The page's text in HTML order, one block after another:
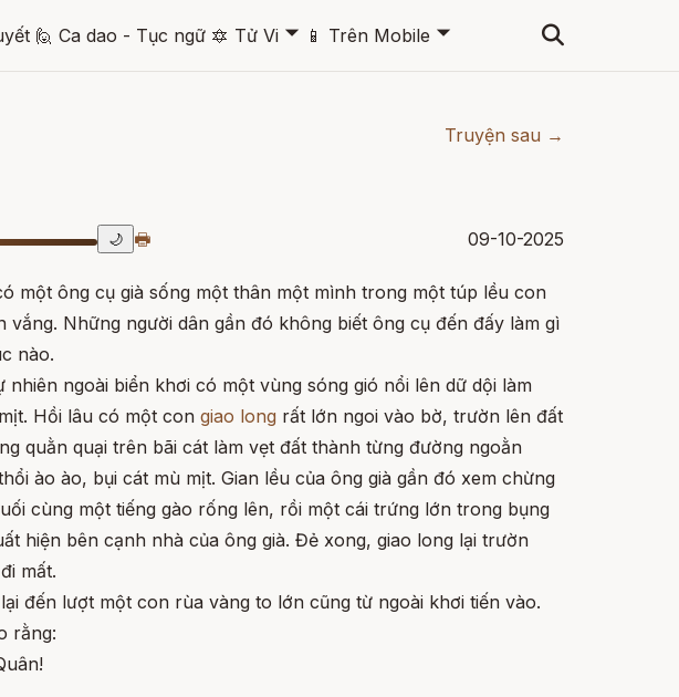
🙋 Ca dao - Tục ngữ 🔯 Tử Vi 🞃 📱 Trên Mobile 🞃
Truyện sau →
🌙 🖶 09-10-2025
một ông cụ già sống một thân một mình trong một túp lều con
vắng. Những người dân gần đó không biết ông cụ đến đấy làm gì
nào.
nhiên ngoài biển khơi có một vùng sóng gió nổi lên dữ dội làm
Hồi lâu có một con giao long rất lớn ngoi vào bờ, trườn lên đất
quằn quại trên bãi cát làm vẹt đất thành từng đường ngoằn
ào ào, bụi cát mù mịt. Gian lều của ông già gần đó xem chừng
cùng một tiếng gào rống lên, rồi một cái trứng lớn trong bụng
hiện bên cạnh nhà của ông già. Đẻ xong, giao long lại trườn
mất.
đến lượt một con rùa vàng to lớn cũng từ ngoài khơi tiến vào.
rằng: